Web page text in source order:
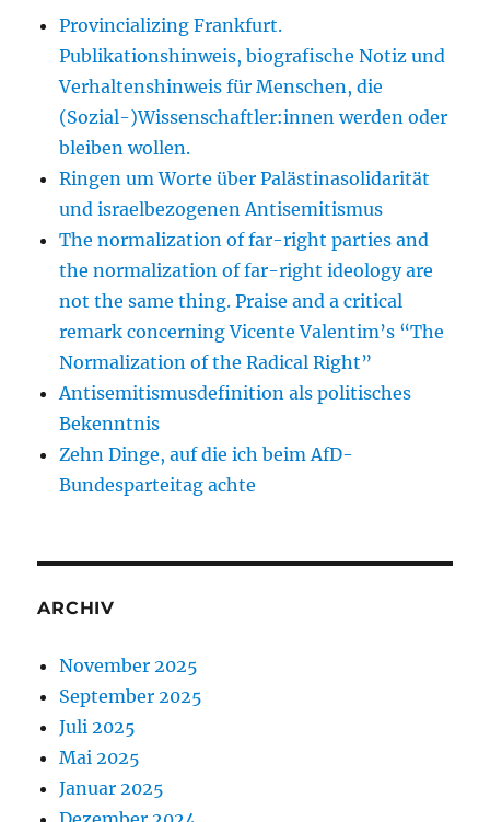
Provincializing Frankfurt.
Publikationshinweis, biografische Notiz und
Verhaltenshinweis für Menschen, die
(Sozial-)Wissenschaftler:innen werden oder
bleiben wollen.
Ringen um Worte über Palästinasolidarität
und israelbezogenen Antisemitismus
The normalization of far-right parties and
the normalization of far-right ideology are
not the same thing. Praise and a critical
remark concerning Vicente Valentim’s “The
Normalization of the Radical Right”
Antisemitismusdefinition als politisches
Bekenntnis
Zehn Dinge, auf die ich beim AfD-
Bundesparteitag achte
ARCHIV
November 2025
September 2025
Juli 2025
Mai 2025
Januar 2025